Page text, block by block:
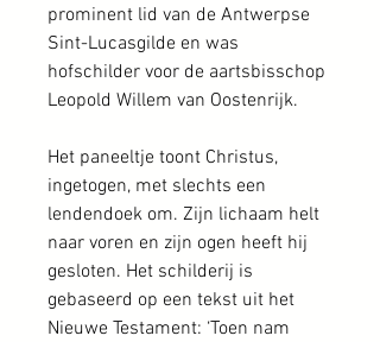
prominent lid van de Antwerpse
Sint-Lucasgilde en was
hofschilder voor de aartsbisschop
Leopold Willem van Oostenrijk.
Het paneeltje toont Christus,
ingetogen, met slechts een
lendendoek om. Zijn lichaam helt
naar voren en zijn ogen heeft hij
gesloten. Het schilderij is
gebaseerd op een tekst uit het
Nieuwe Testament: ‘Toen nam